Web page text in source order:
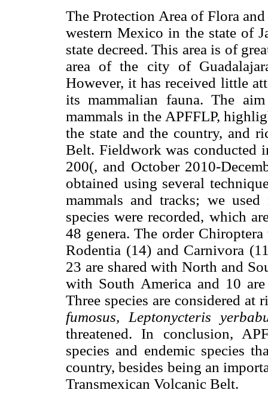
The Protection Area of Flora
western Mexico in the state of
state decreed. This area is of
area of the city of
However, it has received little
its mammalian fauna. The
mammals in the APFFLP,
the state and the country, and
Belt. Fieldwork was conducted
200(, and October 2010-
obtained using several
mammals and tracks; we
species were recorded, which
48 genera. The order
Rodentia (14) and Carnivora
23 are shared with North and
with South America and 10
Three species are considered
fumosus, Leptonycteris
threatened. In conclusion,
species and endemic species
country, besides being an
Transmexican Volcanic Belt.